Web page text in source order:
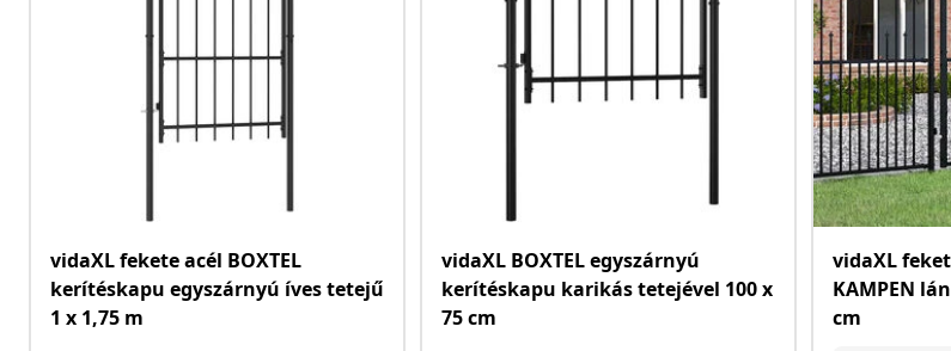
vidaXL fekete acél BOXTEL
kerítéskapu egyszárnyú íves tetejű
1 x 1,75 m
vidaXL BOXTEL egyszárnyú
kerítéskapu karikás tetejével 100 x
75 cm
vidaXL
KAMPEN
cm